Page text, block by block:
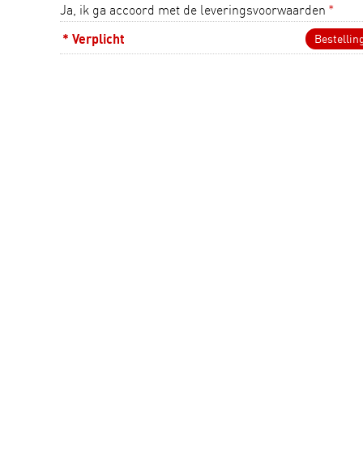
Ja, ik ga accoord met de leveringsvoorwaarden *
* Verplicht